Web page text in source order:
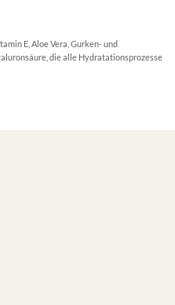
E, Aloe Vera, Gurken- und
die alle Hydratationsprozesse